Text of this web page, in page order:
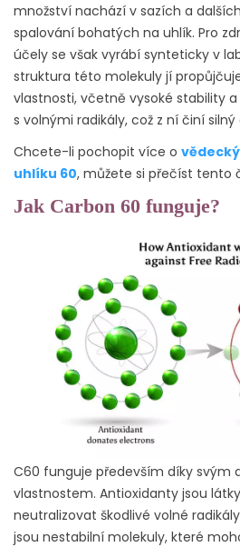
množství nachází v sazích a
spalování bohatých na uhlík. Pro
účely se však vyrábí synteticky v
struktura této molekuly jí
vlastnosti, včetně vysoké stability
s volnými radikály, což z ní činí
Chcete-li pochopit více o
uhlíku 60, můžete si přečíst tento
Jak Carbon 60 funguje?
C60 funguje především díky svým
vlastnostem. Antioxidanty jsou
neutralizovat škodlivé volné
jsou nestabilní molekuly, které